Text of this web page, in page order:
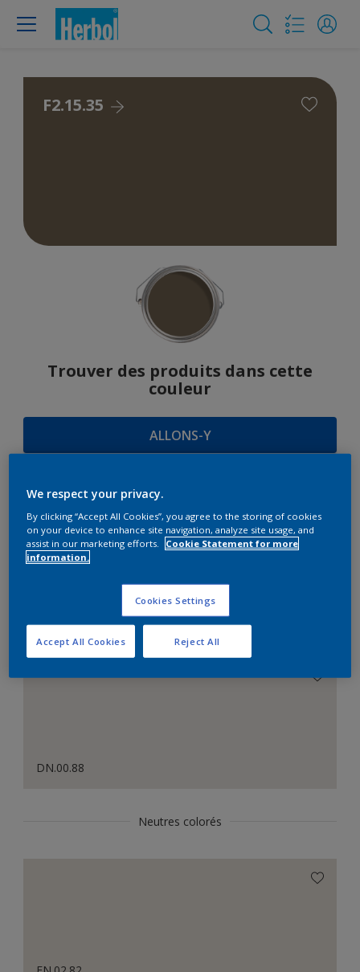
F2.15.35
Trouver des produits dans cette
couleur
ALLONS-Y
SUGGESTIONS
D'HARMONIES
Le Blanc Parfait
DN.00.88
Neutres colorés
We respect your privacy.
By clicking “Accept All Cookies”, you agree to the storing of cookies
on your device to enhance site navigation, analyze site usage, and
assist in our marketing efforts.
Cookie Statement for more
information.
Cookies Settings
Reject All
Accept All Cookies